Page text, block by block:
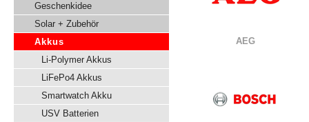
Geschenkidee
Solar + Zubehör
Akkus
Li-Polymer Akkus
LiFePo4 Akkus
Smartwatch Akku
USV Batterien
AEG